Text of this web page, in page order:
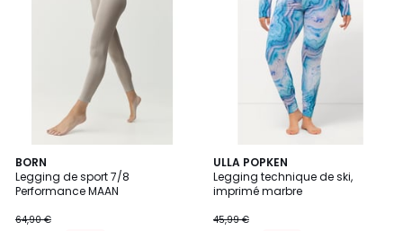
BORN
Legging de sport 7/8
Performance MAAN
64,90 €
ULLA POPKEN
Legging technique de ski,
imprimé marbre
45,99 €